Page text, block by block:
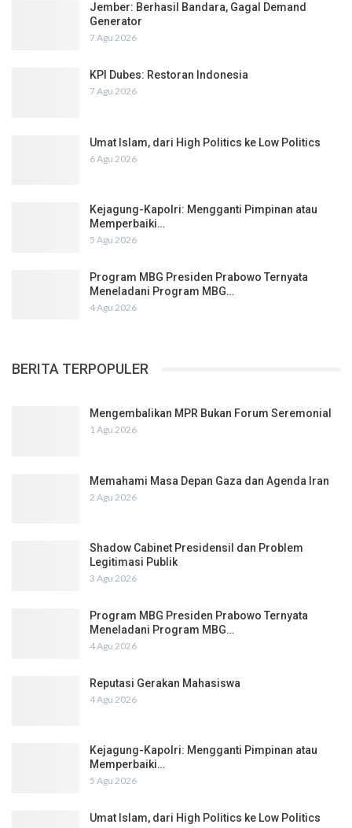
Jember: Berhasil Bandara, Gagal Demand
Generator
7 Agu 2026
KPI Dubes: Restoran Indonesia
7 Agu 2026
Umat Islam, dari High Politics ke Low Politics
6 Agu 2026
Kejagung-Kapolri: Mengganti Pimpinan atau
Memperbaiki…
5 Agu 2026
Program MBG Presiden Prabowo Ternyata
Meneladani Program MBG…
4 Agu 2026
BERITA TERPOPULER
Mengembalikan MPR Bukan Forum Seremonial
1 Agu 2026
Memahami Masa Depan Gaza dan Agenda Iran
2 Agu 2026
Shadow Cabinet Presidensil dan Problem
Legitimasi Publik
3 Agu 2026
Program MBG Presiden Prabowo Ternyata
Meneladani Program MBG…
4 Agu 2026
Reputasi Gerakan Mahasiswa
4 Agu 2026
Kejagung-Kapolri: Mengganti Pimpinan atau
Memperbaiki…
5 Agu 2026
Umat Islam, dari High Politics ke Low Politics